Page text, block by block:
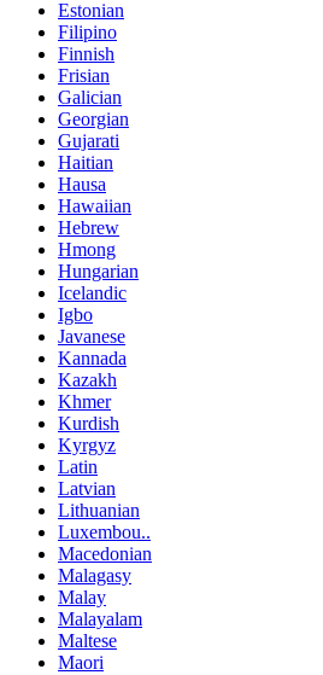
Estonian
Filipino
Finnish
Frisian
Galician
Georgian
Gujarati
Haitian
Hausa
Hawaiian
Hebrew
Hmong
Hungarian
Icelandic
Igbo
Javanese
Kannada
Kazakh
Khmer
Kurdish
Kyrgyz
Latin
Latvian
Lithuanian
Luxembou..
Macedonian
Malagasy
Malay
Malayalam
Maltese
Maori